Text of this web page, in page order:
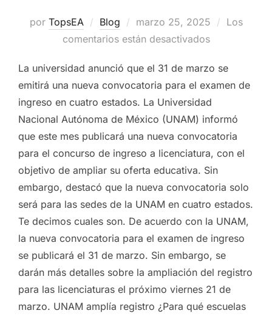
por TopsEA Blog
Publicado
el
marzo 25, 2025
Los
comentarios están desactivados
La universidad anunció que el 31 de marzo se
emitirá una nueva convocatoria para el examen de
ingreso en cuatro estados. La Universidad
Nacional Autónoma de México (UNAM) informó
que este mes publicará una nueva convocatoria
para el concurso de ingreso a licenciatura, con el
objetivo de ampliar su oferta educativa. Sin
embargo, destacó que la nueva convocatoria solo
será para las sedes de la UNAM en cuatro estados.
Te decimos cuales son. De acuerdo con la UNAM,
la nueva convocatoria para el examen de ingreso
se publicará el 31 de marzo. Sin embargo, se
darán más detalles sobre la ampliación del registro
para las licenciaturas el próximo viernes 21 de
marzo. UNAM amplía registro ¿Para qué escuelas